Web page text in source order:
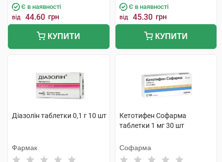
Є в наявності
від 44.60 грн
КУПИТИ
Є в наявності
від 45.30 грн
КУПИТИ
Діазолін таблетки 0,1 г 10 шт
Фармак
Кетотифен Софарма
таблетки 1 мг 30 шт
Софарма